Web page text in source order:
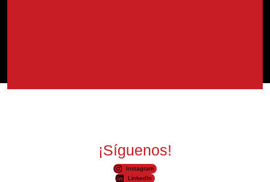
¡Síguenos!
Instagram
LinkedIn